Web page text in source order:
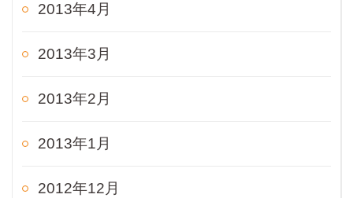
2013年4月
2013年3月
2013年2月
2013年1月
2012年12月